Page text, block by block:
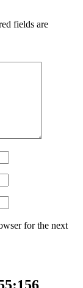
fields are
for the next